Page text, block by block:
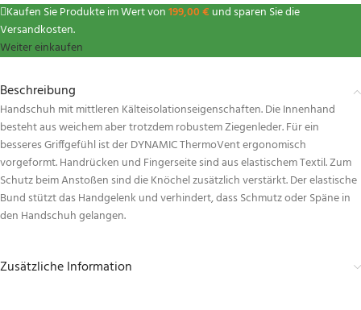
Kaufen Sie Produkte im Wert von199,00€ und sparen Sie die
Versandkosten.
Weiter einkaufen
Beschreibung
Handschuh mit mittleren Kälteisolationseigenschaften. Die Innenhand
besteht aus weichem aber trotzdem robustem Ziegenleder. Für ein
besseres Griffgefühl ist der DYNAMIC ThermoVent ergonomisch
vorgeformt. Handrücken und Fingerseite sind aus elastischem Textil. Zum
Schutz beim Anstoßen sind die Knöchel zusätzlich verstärkt. Der elastische
Bund stützt das Handgelenk und verhindert, dass Schmutz oder Späne in
den Handschuh gelangen.
Zusätzliche Information